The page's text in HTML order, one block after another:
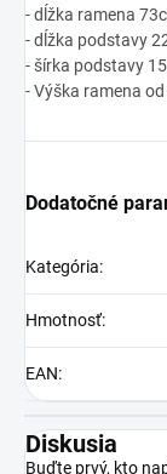
- dĺžka ramena
- dĺžka podstavy
- šírka podstavy
- Výška ramena
Dodatočné
Kategória:
Hmotnosť:
EAN:
Diskusia
Buďte prvý, kto